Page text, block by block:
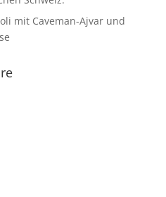
mit Caveman-Ajvar und